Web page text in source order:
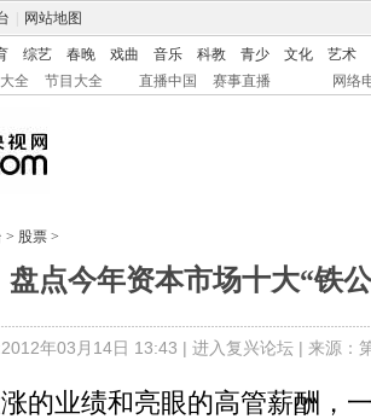
网站地图
综艺 春晚 戏曲 音乐 科教 青少 文化
艺术
全 节目大全 直播中国 赛事直播 网络
> 股票 >
盘点今年资本市场十大“铁
年03月14日 13:43 | 进入复兴论坛| 来源：
业绩和亮眼的高管薪酬，